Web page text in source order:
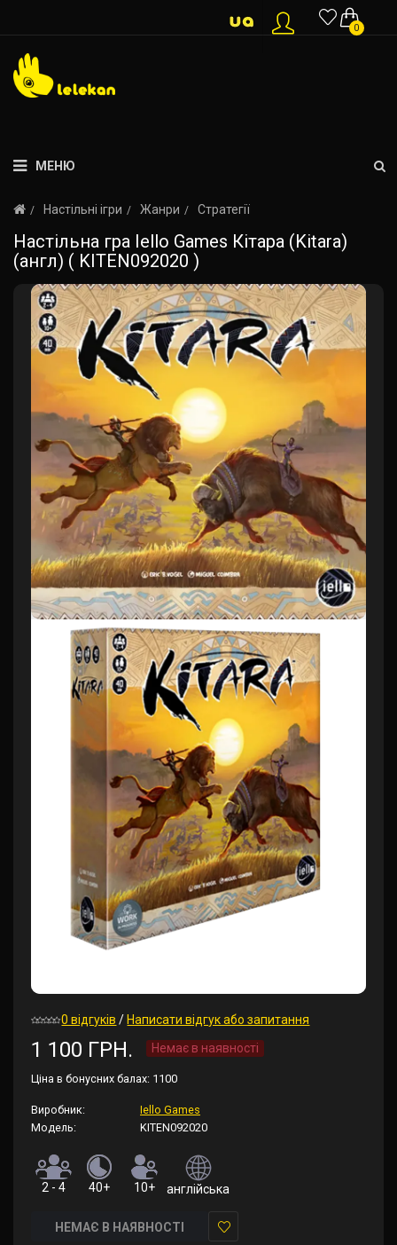
0
МЕНЮ
Настільні ігри Жанри Стратегії
Настільна гра Iello Games Кітара (Kitara)
(англ) ( KITEN092020 )
0 відгуків / Написати відгук або запитання
1 100 ГРН. Немає в наявності
Ціна в бонусних балах: 1100
Виробник:
Iello Games
Модель:
KITEN092020
2 - 4 40+ 10+ англійська
НЕМАЄ В НАЯВНОСТІ